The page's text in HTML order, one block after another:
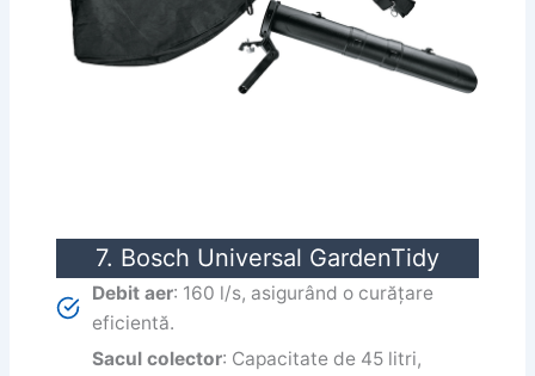
7. Bosch Universal GardenTidy
Debit aer: 160 l/s, asigurând o curățare
eficientă.
Sacul colector: Capacitate de 45 litri,